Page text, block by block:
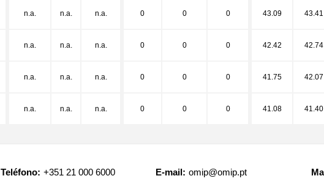
n.a. n.a. n.a. 0 0 0 43.09 43.41
n.a. n.a. n.a. 0 0 0 42.42 42.74
n.a. n.a. n.a. 0 0 0 41.75 42.07
n.a. n.a. n.a. 0 0 0 41.08 41.40
Teléfono: +351 21 000 6000
E-mail: omip@omip.pt